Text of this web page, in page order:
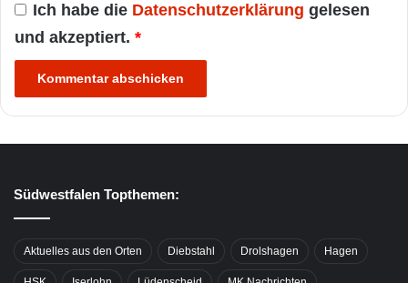
Ich habe die Datenschutzerklärung gelesen
und akzeptiert. *
Südwestfalen Topthemen:
Aktuelles aus den Orten Diebstahl Drolshagen Hagen